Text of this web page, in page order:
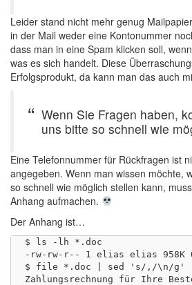
Leider stand nicht mehr genug
in der Mail weder eine Kontonummer
dass man in eine Spam klicken soll,
was es sich handelt. Diese
Erfolgsprodukt, da kann man das auch
Wenn Sie Fragen haben,
uns bitte so schnell wie
Eine Telefonnummer für Rückfragen ist
angegeben. Wenn man wissen möchte,
so schnell wie möglich stellen kann,
Anhang aufmachen.
Der Anhang ist…
$ ls -lh *.doc
-rw-rw-r-- 1 elias elias 958K
$ file *.doc | sed 's/,/\n/g'
Zahlungsrechnung für Ihre